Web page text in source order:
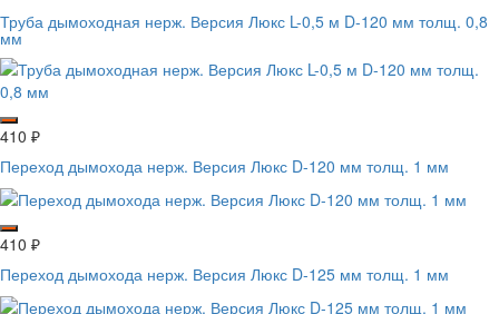
Труба дымоходная нерж. Версия Люкс L-0,5 м D-120 мм толщ. 0,8
мм
410 ₽
Переход дымохода нерж. Версия Люкс D-120 мм толщ. 1 мм
410 ₽
Переход дымохода нерж. Версия Люкс D-125 мм толщ. 1 мм